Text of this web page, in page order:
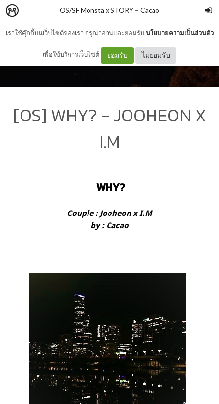
เราใช้คุ๊กกี้บนเว็บไซต์ของเรา กรุณาอ่านและยอมรับนโยบายความเป็นส่วนตัว
เพื่อใช้บริการเว็บไซต์ ยอมรับ ไม่ยอมรับ
OS/SF Monsta x STORY – Cacao
[OS] WHY? - JOOHEON X
I.M
WHY?
Couple : Jooheon x I.M
by : Cacao